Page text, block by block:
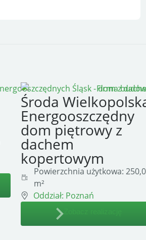
Środa
Energooszczędny
dom piętrowy z
dachem
kopertowym
Powierzchnia użytkowa:
m²
Oddział: Poznań